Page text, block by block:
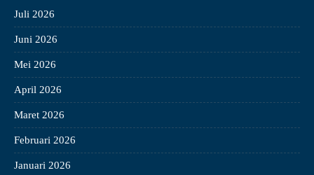
Juli 2026
Juni 2026
Mei 2026
April 2026
Maret 2026
Februari 2026
Januari 2026